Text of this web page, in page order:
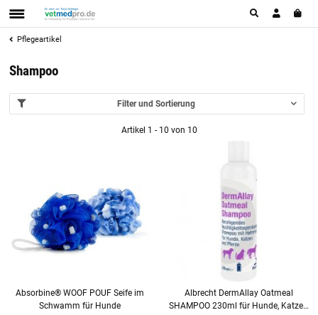
Pflegeartikel
Shampoo
Filter und Sortierung
Artikel 1 - 10 von 10
Absorbine® WOOF POUF Seife im
Schwamm für Hunde
Albrecht DermAllay Oatmeal
SHAMPOO 230ml für Hunde, Katzen